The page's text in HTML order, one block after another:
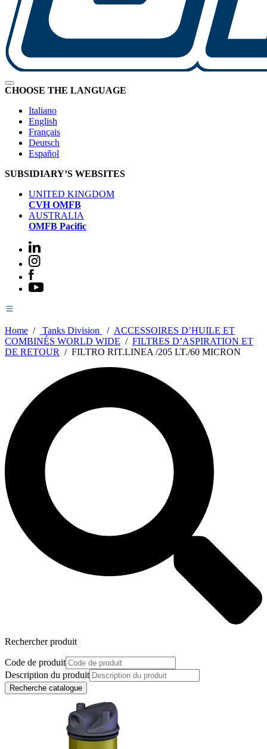
CHOOSE THE LANGUAGE
Italiano
English
Français
Deutsch
Español
SUBSIDIARY’S WEBSITES
UNITED KINGDOM
CVH OMFB
AUSTRALIA
OMFB Pacific
Home / Tanks Division / ACCESSOIRES D’HUILE ET
COMBINÉS WORLD WIDE / FILTRES D’ASPIRATION ET
DE RETOUR / FILTRO RIT.LINEA /205 LT./60 MICRON
Rechercher produit
Code de produit
Description du produit
Recherche catalogue